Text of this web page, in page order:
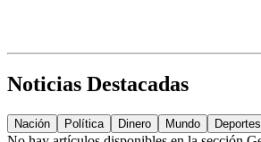
Noticias Destacadas
Nación Política Dinero Mundo Deportes